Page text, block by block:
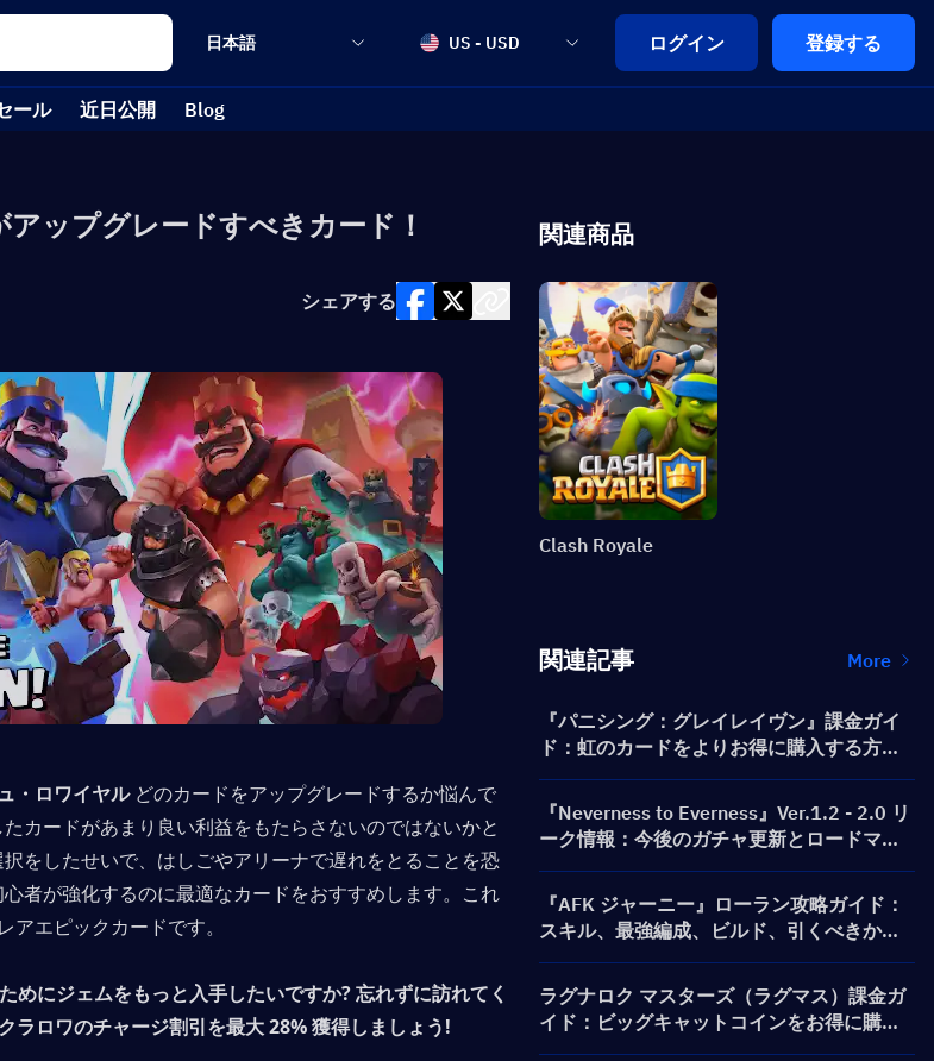
日本語 US - USD ログイン 登録する
ール 近日公開 Blog
ップグレードすべきカード！
シェアする
・ロワイヤル どのカードをアップグレードするか悩んで
カードがあまり良い利益をもたらさないのではないかと
をしたせいで、はしごやアリーナで遅れをとることを恐
者が強化するのに最適なカードをおすすめします。これ
アエピックカードです。
めにジェムをもっと入手したいですか?忘れずに訪れてく
ラロワのチャージ割引を最大 28% 獲得しましょう!
関連商品
Clash Royale
関連記事 More
『パニシング：グレイレイヴン』課金ガイ
ド：虹のカードをよりお得に購入する方法
は？
『Neverness to Everness』Ver.1.2 - 2.0 リ
ーク情報：今後のガチャ更新とロードマッ
プ！
『AFK ジャーニー』ローラン攻略ガイド：
スキル、最強編成、ビルド、引くべきか徹
底解説
ラグナロク マスターズ（ラグマス）課金ガ
イド：ビッグキャットコインをお得に購入
する方法は？